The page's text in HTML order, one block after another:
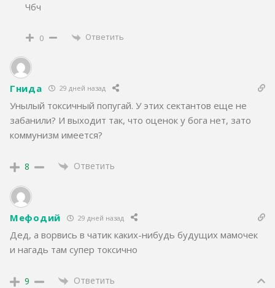
Чбч
0 Ответить
Гнида 29 дней назад
Унылый токсичный попугай. У этих сектантов еще не
забанили? И выходит так, что оценок у бога нет, зато
коммунизм имеется?
8 Ответить
Мефодий 29 дней назад
Дед, а ворвись в чатик каких-нибудь будущих мамочек
и нагадь там супер токсично
9 Ответить